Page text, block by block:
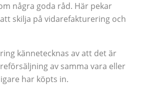
några goda råd. Här pekar
skilja på vidarefakturering och
kännetecknas av att det är
av samma vara eller
har köpts in.